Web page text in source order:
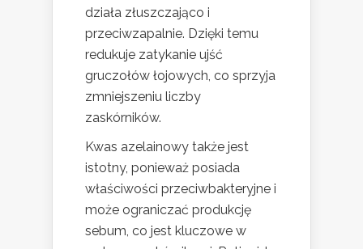
działa złuszczająco i
przeciwzapalnie. Dzięki temu
redukuje zatykanie ujść
gruczołów łojowych, co sprzyja
zmniejszeniu liczby
zaskórników.
Kwas azelainowy także jest
istotny, ponieważ posiada
właściwości przeciwbakteryjne i
może ograniczać produkcję
sebum, co jest kluczowe w